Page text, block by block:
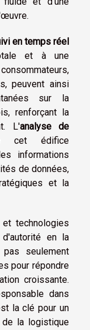
en temps réel
et à une
peuvent ainsi
sur la
renforçant la
L'analyse de
cet édifice
informations
de données,
et la
technologies
en la
seulement
pour répondre
croissante.
dans
la clé pour un
la logistique